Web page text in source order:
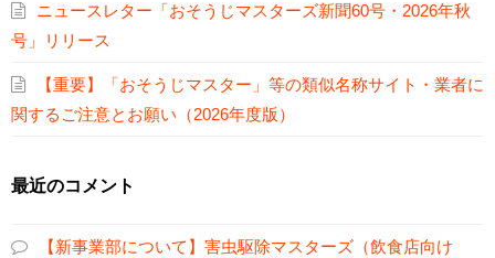
ニュースレター「おそうじマスターズ新聞60号・2026年秋
号」リリース
【重要】「おそうじマスター」等の類似名称サイト・業者に
関するご注意とお願い（2026年度版）
最近のコメント
【新事業部について】害虫駆除マスターズ（飲食店向け